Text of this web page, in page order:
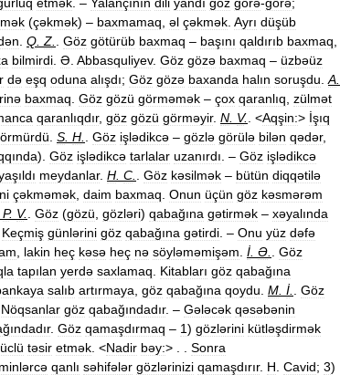
(çəkmək) – baxmamaq əl çəkmək Ayrı düşüb
Q Z Göz götürüb baxmaq – başını qaldırıb baxmaq
bilmirdi Ə Abbasquliyev. Göz gözə baxmaq – üzbəüz
də eşq oduna alışdı; Göz gözə baxanda halın soruşdu A
baxmaq Göz gözü görməmək – çox qaranlıq zülmət
qaranlıqdır, göz gözü görməyir. N V. . <Aqşin:> İşıq
S H Göz işlədikcə – gözlə görülə bilən qədər,
). Göz işlədikcə tarlalar uzanırdı . – Göz işlədikcə
meydanlar. H C Göz kəsilmək – bütün diqqətilə
çəkməmək daim baxmaq Onun üçün göz kəsmərəm
P. V. Göz (gözü gözləri) qabağına gətirmək – xəyalında
Keçmiş günlərini göz qabağına gətirdi . – Onu yüz dəfə
lakin heç kəsə heç nə söyləməmişəm İ Ə
Göz
tapılan yerdə saxlamaq Kitabları göz qabağına
salıb artırmaya göz qabağına qoydu M İ
Göz
Nöqsanlar göz qabağındadır. – Gələcək qəsəbənin
. Göz qamaşdırmaq – 1) gözlərini kütləşdirmək
təsir etmək . <Nadir bəy:> . . Sonra
minlərcə qanlı səhifələr gözlərinizi qamaşdırır. H Cavid; 3)